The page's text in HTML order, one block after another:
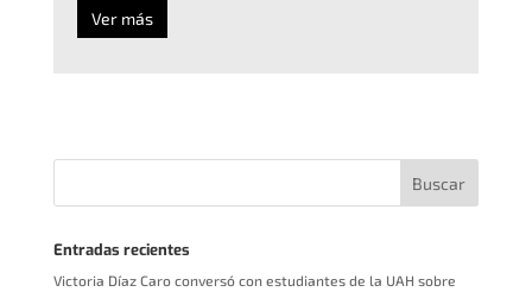
Ver más
Entradas recientes
Victoria Díaz Caro conversó con estudiantes de la UAH sobre